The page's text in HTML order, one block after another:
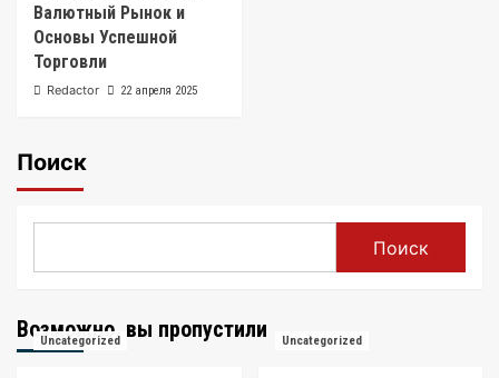
Валютный Рынок и
Основы Успешной
Торговли
Redactor 22 апреля 2025
Поиск
Поиск
Возможно, вы пропустили
Uncategorized Uncategorized